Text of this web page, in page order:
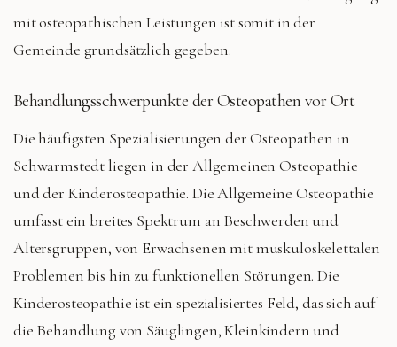
mit osteopathischen Leistungen ist somit in der
Gemeinde grundsätzlich gegeben.
Behandlungsschwerpunkte der Osteopathen vor Ort
Die häufigsten Spezialisierungen der Osteopathen in
Schwarmstedt liegen in der Allgemeinen Osteopathie
und der Kinderosteopathie. Die Allgemeine Osteopathie
umfasst ein breites Spektrum an Beschwerden und
Altersgruppen, von Erwachsenen mit muskuloskelettalen
Problemen bis hin zu funktionellen Störungen. Die
Kinderosteopathie ist ein spezialisiertes Feld, das sich auf
die Behandlung von Säuglingen, Kleinkindern und